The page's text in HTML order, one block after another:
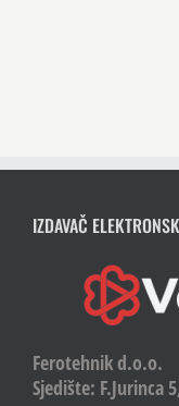
IZDAVAČ
Ferotehnik d.o.o.
Sjedište: F.Jurinca